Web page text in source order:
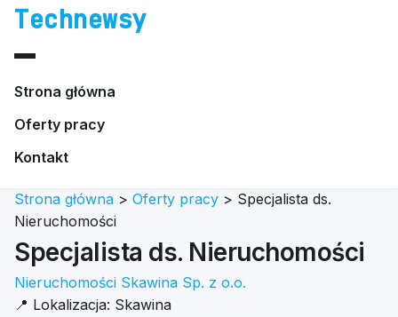
Technewsy
Strona główna
Oferty pracy
Kontakt
Strona główna > Oferty pracy > Specjalista ds.
Nieruchomości
Specjalista ds. Nieruchomości
Nieruchomości Skawina Sp. z o.o.
📍 Lokalizacja: Skawina